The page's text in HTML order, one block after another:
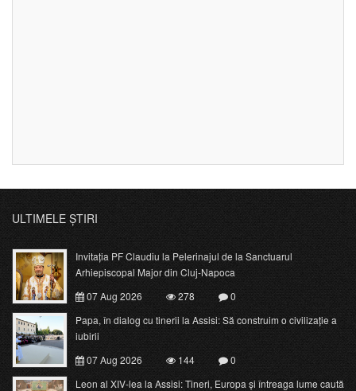
ULTIMELE ȘTIRI
Invitația PF Claudiu la Pelerinajul de la Sanctuarul
Arhiepiscopal Major din Cluj-Napoca
07 Aug 2026
278
0
Papa, în dialog cu tinerii la Assisi: Să construim o civilizație a
iubirii
07 Aug 2026
144
0
Leon al XIV-lea la Assisi: Tineri, Europa și întreaga lume caută